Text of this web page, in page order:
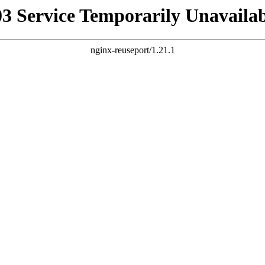
Service Temporarily
nginx-reuseport/1.21.1